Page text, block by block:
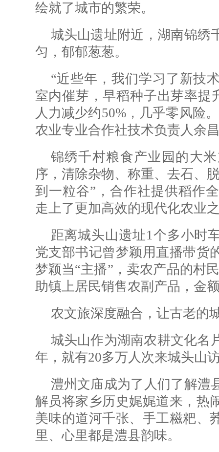
绘就了城市的繁荣。
城头山遗址附近，湖南锦绣
匀，郁郁葱葱。
“近些年，我们学习了新技
室内催芽，早稻种子出芽率提
人力减少约50%，几乎零风险
农业专业合作社技术负责人余
锦绣千村粮食产业园的大
序，清除杂物、称重、去石
到一粒谷”，合作社提供稻作
走上了更加高效的现代化农业
距离城头山遗址1个多小时
党支部书记曾梦颖用直播带货
梦颖当“主播”，卖农产品的村
助镇上居民销售农副产品，金
农文旅深度融合，让古老的
城头山作为湖南农耕文化名
年，就有20多万人次来城头山
澧州文庙成为了人们了解澧
解员将家乡历史娓娓道来，热
美味的道河千张、手工糍粑
里、心里都是澧县韵味。